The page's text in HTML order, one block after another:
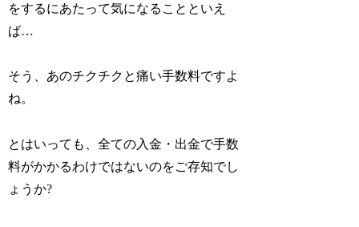
をするにあたって気になることといえ
ば…
そう、あのチクチクと痛い手数料ですよ
ね。
とはいっても、全ての入金・出金で手数
料がかかるわけではないのをご存知でし
ょうか?